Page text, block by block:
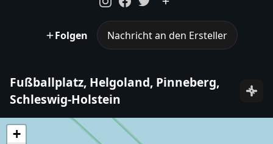
Folgen Nachricht an den Ersteller
Fußballplatz, Helgoland, Pinneberg,
Schleswig-Holstein
+